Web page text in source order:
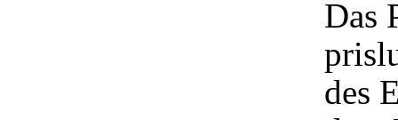
Das
des